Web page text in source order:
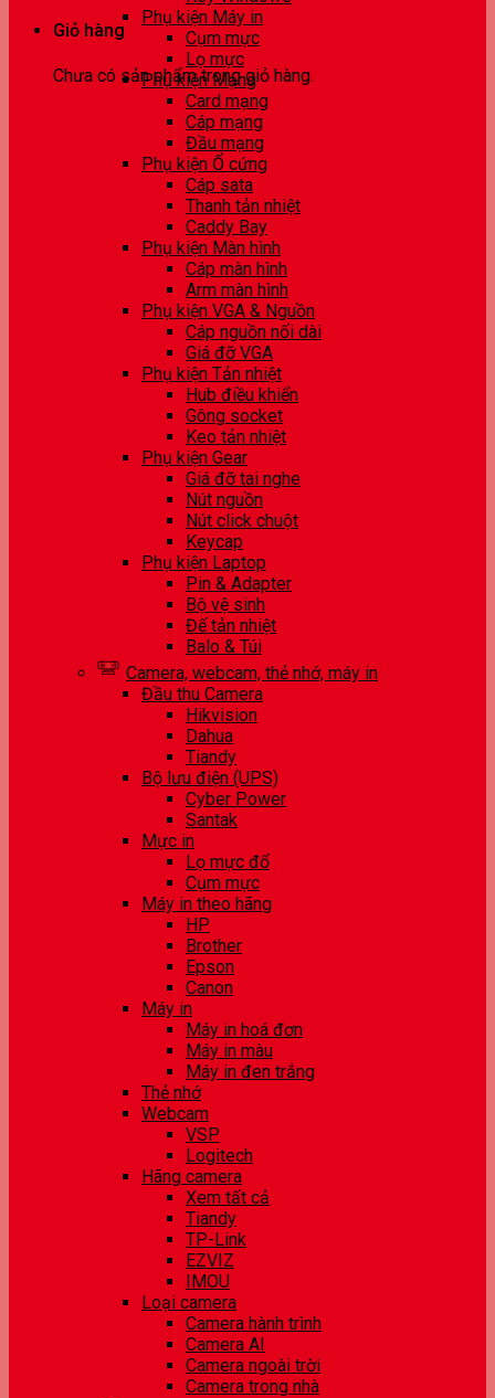
Giỏ hàng
Chưa có sản phẩm trong giỏ hàng.
Phụ kiện Máy in
Cụm mực
Lọ mực
Phụ kiện Mạng
Card mạng
Cáp mạng
Đầu mạng
Phụ kiện Ổ cứng
Cáp sata
Thanh tản nhiệt
Caddy Bay
Phụ kiện Màn hình
Cáp màn hình
Arm màn hình
Phụ kiện VGA & Nguồn
Cáp nguồn nối dài
Giá đỡ VGA
Phụ kiện Tản nhiệt
Hub điều khiển
Gông socket
Keo tản nhiệt
Phụ kiện Gear
Giá đỡ tai nghe
Nút nguồn
Nút click chuột
Keycap
Phụ kiện Laptop
Pin & Adapter
Bộ vệ sinh
Đế tản nhiệt
Balo & Túi
Camera, webcam, thẻ nhớ, máy in
Đầu thu Camera
Hikvision
Dahua
Tiandy
Bộ lưu điện (UPS)
Cyber Power
Santak
Mực in
Lọ mực đổ
Cụm mực
Máy in theo hãng
HP
Brother
Epson
Canon
Máy in
Máy in hoá đơn
Máy in màu
Máy in đen trắng
Thẻ nhớ
Webcam
VSP
Logitech
Hãng camera
Xem tất cả
Tiandy
TP-Link
EZVIZ
IMOU
Loại camera
Camera hành trình
Camera AI
Camera ngoài trời
Camera trong nhà